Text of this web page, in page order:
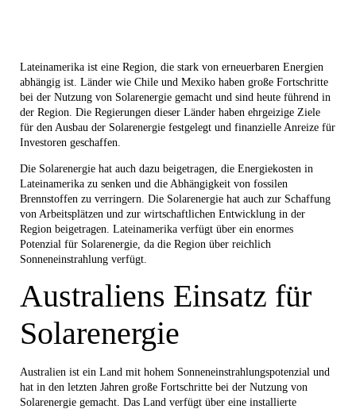
Lateinamerika ist eine Region, die stark von erneuerbaren Energien
abhängig ist. Länder wie Chile und Mexiko haben große Fortschritte
bei der Nutzung von Solarenergie gemacht und sind heute führend in
der Region. Die Regierungen dieser Länder haben ehrgeizige Ziele
für den Ausbau der Solarenergie festgelegt und finanzielle Anreize für
Investoren geschaffen.
Die Solarenergie hat auch dazu beigetragen, die Energiekosten in
Lateinamerika zu senken und die Abhängigkeit von fossilen
Brennstoffen zu verringern. Die Solarenergie hat auch zur Schaffung
von Arbeitsplätzen und zur wirtschaftlichen Entwicklung in der
Region beigetragen. Lateinamerika verfügt über ein enormes
Potenzial für Solarenergie, da die Region über reichlich
Sonneneinstrahlung verfügt.
Australiens Einsatz für
Solarenergie
Australien ist ein Land mit hohem Sonneneinstrahlungspotenzial und
hat in den letzten Jahren große Fortschritte bei der Nutzung von
Solarenergie gemacht. Das Land verfügt über eine installierte